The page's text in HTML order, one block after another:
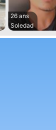
26 ans
Soledad